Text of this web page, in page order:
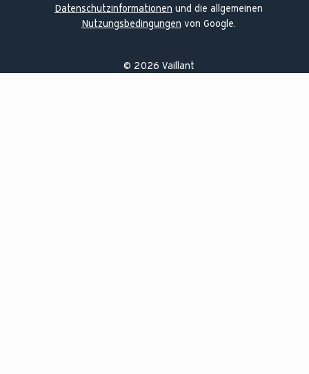
Datenschutzinformationen und die allgemeinen
Nutzungsbedingungen von Google.
© 2026 Vaillant